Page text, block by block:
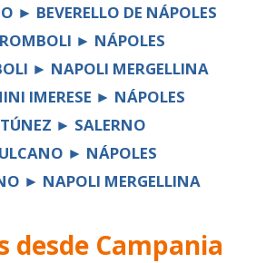
► BEVERELLO DE NÁPOLES
► NÁPOLES
► NAPOLI MERGELLINA
IMERESE ► NÁPOLES
TÚNEZ ► SALERNO
► NÁPOLES
► NAPOLI MERGELLINA
desde Campania